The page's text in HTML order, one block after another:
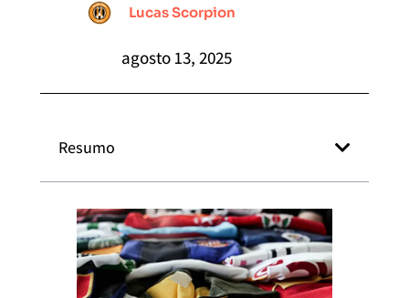
Lucas Scorpion
agosto 13, 2025
Resumo